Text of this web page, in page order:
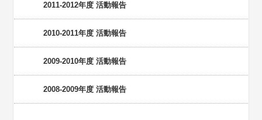
2011-2012年度 活動報告
2010-2011年度 活動報告
2009-2010年度 活動報告
2008-2009年度 活動報告